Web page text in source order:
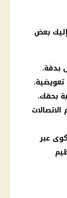
بعض
بدقة.
بحقك.
عبر